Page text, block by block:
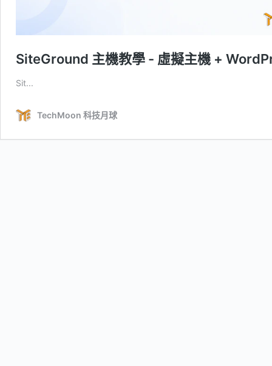
SiteGround 主機教學 - 虛擬主機 +
Sit...
TechMoon 科技月球